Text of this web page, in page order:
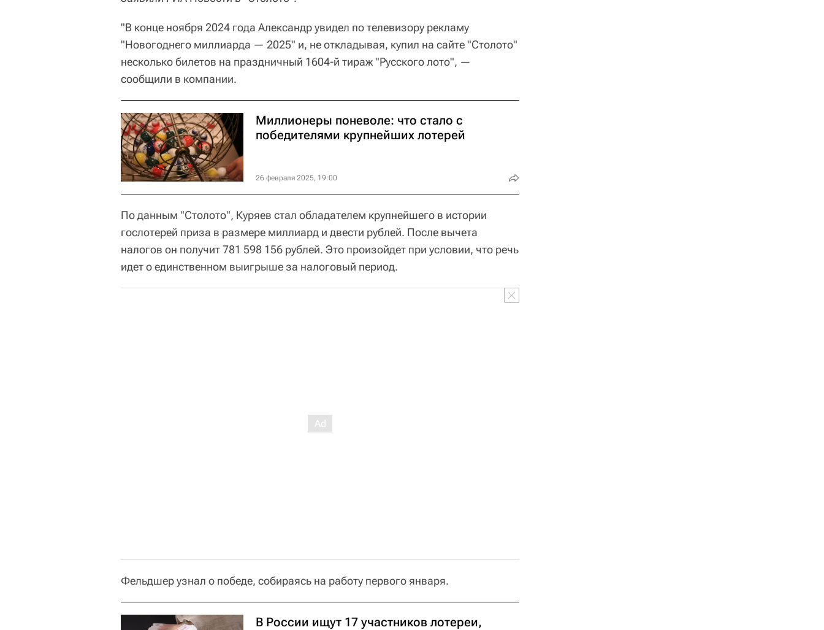
"В конце ноября 2024 года Александр увидел по телевизору рекламу
"Новогоднего миллиарда — 2025" и, не откладывая, купил на сайте "Столото"
несколько билетов на праздничный 1604-й тираж "Русского лото", —
сообщили в компании.
Миллионеры поневоле: что стало с
победителями крупнейших лотерей
26 февраля 2025, 19:00
По данным "Столото", Куряев стал обладателем крупнейшего в истории
гослотерей приза в размере миллиард и двести рублей. После вычета
налогов он получит 781 598 156 рублей. Это произойдет при условии, что речь
идет о единственном выигрыше за налоговый период.
Фельдшер узнал о победе, собираясь на работу первого января.
В России ищут 17 участников лотереи,